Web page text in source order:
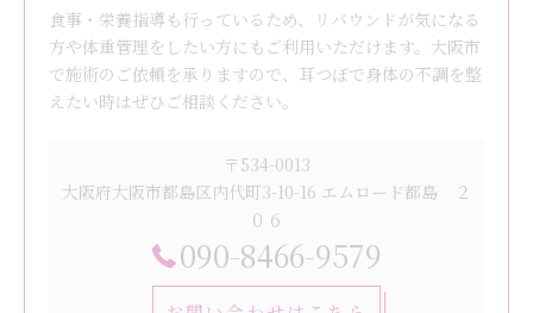
食事・栄養指導も行っているため、リバウンドが気になる
方や体重管理をしたい方にもご利用いただけます。大阪市
で施術のご依頼を承りますので、耳つぼで身体の不調を整
えたい時はぜひご相談ください。
〒534-0013
大阪府大阪市都島区内代町3-10-16 エムロード都島 ２
０６
090-8466-9579